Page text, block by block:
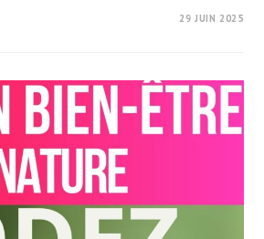
29 JUIN 2025